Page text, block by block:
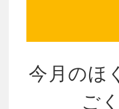
今月のほ
ご